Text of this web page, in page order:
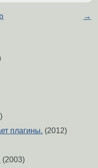
→
плагины. (2012)
(2003)